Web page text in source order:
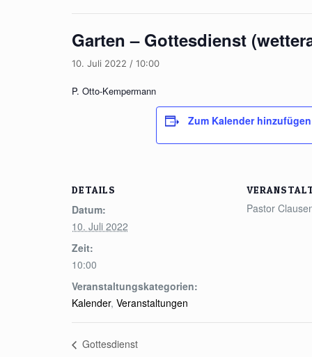
Garten – Gottesdienst
10. Juli 2022 / 10:00
P. Otto-Kempermann
Zum Kalender hinzufügen
DETAILS
Datum:
10. Juli 2022
Zeit:
10:00
Veranstaltungskategorien:
Kalender, Veranstaltungen
Pastor
Gottesdienst